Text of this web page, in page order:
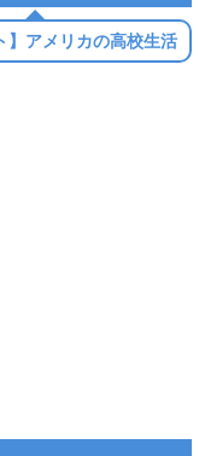
】アメリカの高校生活